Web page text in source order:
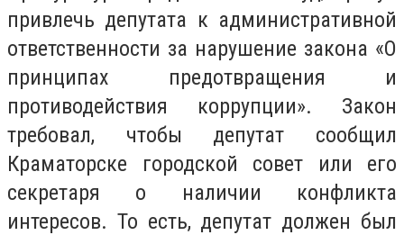
привлечь депутата к административной
ответственности за нарушение закона «О
принципах предотвращения и
противодействия коррупции». Закон
требовал, чтобы депутат сообщил
Краматорске городской совет или его
секретаря о наличии конфликта
интересов. То есть, депутат должен был